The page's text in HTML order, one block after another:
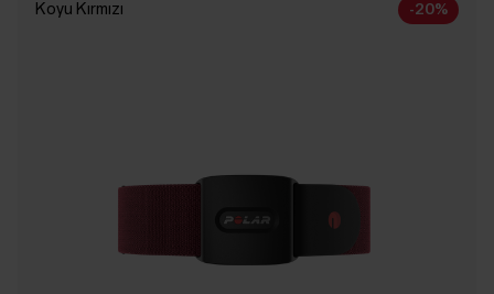
Koyu Kırmızı -20%